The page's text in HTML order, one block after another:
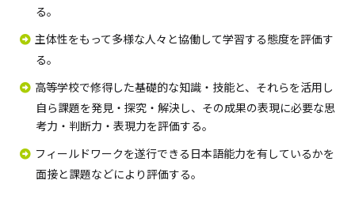
る。
主体性をもって多様な人々と協働して学習する態度を評価す
る。
高等学校で修得した基礎的な知識・技能と、それらを活用し
自ら課題を発見・探究・解決し、その成果の表現に必要な思
考力・判断力・表現力を評価する。
フィールドワークを遂行できる日本語能力を有しているかを
面接と課題などにより評価する。